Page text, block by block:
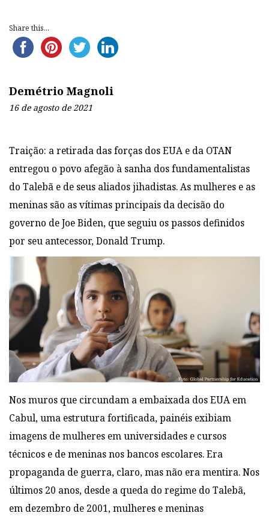
Share this...
Demétrio Magnoli
16 de agosto de 2021
Traição: a retirada das forças dos EUA e da OTAN
entregou o povo afegão à sanha dos fundamentalistas
do Talebã e de seus aliados jihadistas. As mulheres e as
meninas são as vítimas principais da decisão do
governo de Joe Biden, que seguiu os passos definidos
por seu antecessor, Donald Trump.
Nos muros que circundam a embaixada dos EUA em
Cabul, uma estrutura fortificada, painéis exibiam
imagens de mulheres em universidades e cursos
técnicos e de meninas nos bancos escolares. Era
propaganda de guerra, claro, mas não era mentira. Nos
últimos 20 anos, desde a queda do regime do Talebã,
em dezembro de 2001, mulheres e meninas